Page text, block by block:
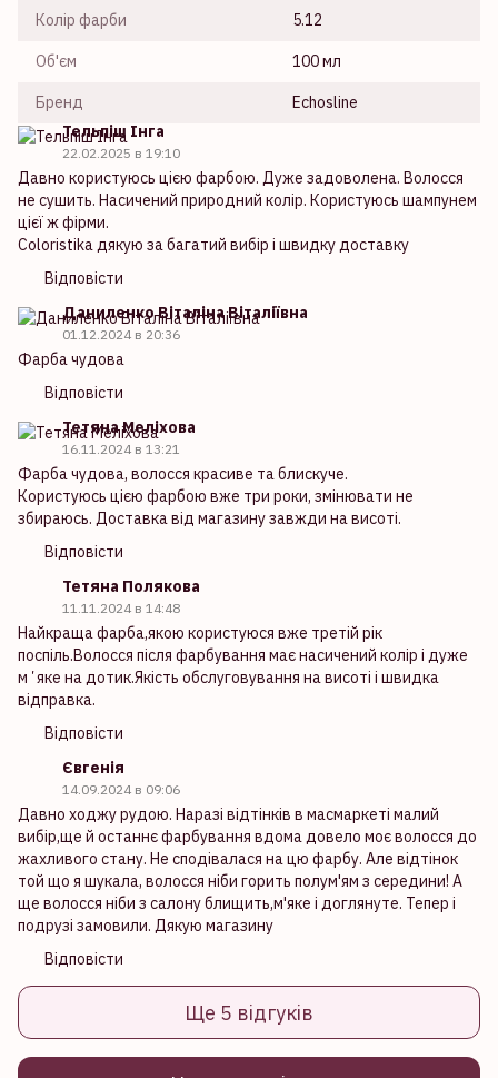
Колір фарби 5.12
Об'єм 100 мл
Бренд
Echosline
Тельпіш Інга
22.02.2025 в 19:10
Давно користуюсь цією фарбою. Дуже задоволена. Волосся
не сушить. Насичений природний колір. Користуюсь шампунем
цієї ж фірми.
Coloristika дякую за багатий вибір і швидку доставку
Відповісти
Даниленко Віталіна Віталіївна
01.12.2024 в 20:36
Фарба чудова
Відповісти
Тетяна Меліхова
16.11.2024 в 13:21
Фарба чудова, волосся красиве та блискуче.
Користуюсь цією фарбою вже три роки, змінювати не
збираюсь. Доставка від магазину завжди на висоті.
Відповісти
Тетяна Полякова
11.11.2024 в 14:48
Найкраща фарба,якою користуюся вже третій рік
поспіль.Волосся після фарбування має насичений колір і дуже
мʼяке на дотик.Якість обслуговування на висоті і швидка
відправка.
Відповісти
Євгенія
14.09.2024 в 09:06
Давно ходжу рудою. Наразі відтінків в масмаркеті малий
вибір,ще й останнє фарбування вдома довело моє волосся до
жахливого стану. Не сподівалася на цю фарбу. Але відтінок
той що я шукала, волосся ніби горить полум'ям з середини! А
ще волосся ніби з салону блищить,м'яке і доглянуте. Тепер і
подрузі замовили. Дякую магазину
Відповісти
Ще 5 відгуків